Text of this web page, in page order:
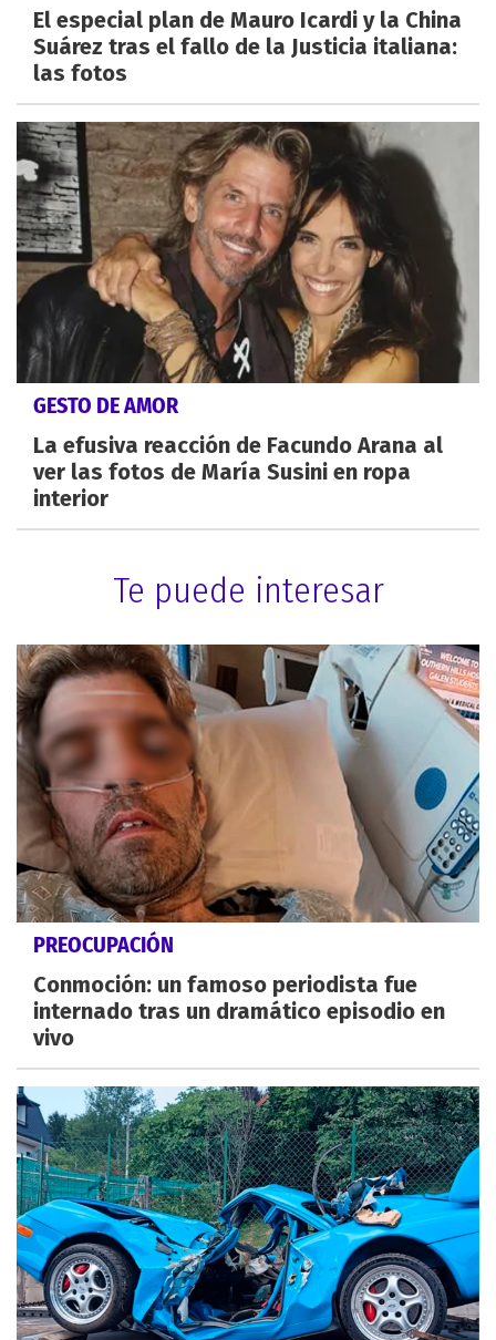
El especial plan de Mauro Icardi y la China
Suárez tras el fallo de la Justicia italiana:
las fotos
GESTO DE AMOR
La efusiva reacción de Facundo Arana al
ver las fotos de María Susini en ropa
interior
Te puede interesar
PREOCUPACIÓN
Conmoción: un famoso periodista fue
internado tras un dramático episodio en
vivo